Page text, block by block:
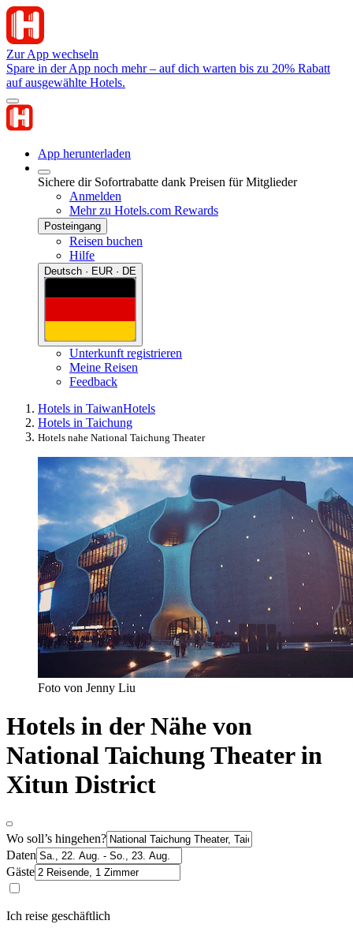
Zur App wechseln
Spare in der App noch mehr – auf dich warten bis zu 20% Rabatt
auf ausgewählte Hotels.
App herunterladen
Sichere dir Sofortrabatte dank Preisen für Mitglieder
Anmelden
Mehr zu Hotels.com Rewards
Posteingang
Reisen buchen
Hilfe
Deutsch · EUR · DE
Unterkunft registrieren
Meine Reisen
Feedback
Hotels in TaiwanHotels
Hotels in Taichung
Hotels nahe National Taichung Theater
Foto von Jenny Liu
Hotels in der Nähe von
National Taichung Theater in
Xitun District
Wo soll’s hingehen?
Daten
Gäste
Ich reise geschäftlich